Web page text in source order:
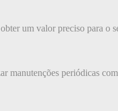
um valor preciso para o
manutenções periódicas